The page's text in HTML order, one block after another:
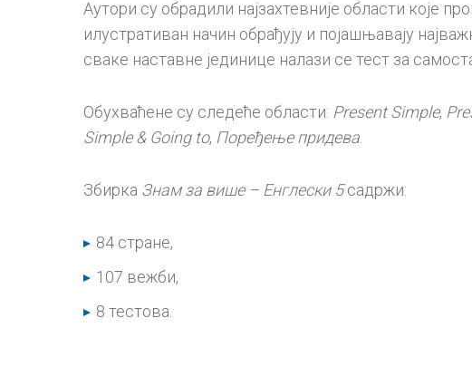
Аутори су обрадили најзахтевније области које
илустративан начин обрађују и појашњавају
сваке наставне јединице налази се тест за
Обухваћене су следеће области: Present Simple,
Simple & Going to, Поређење придева
Збирка Знам за више – Енглески 5садржи:
84 стране,
107 вежби,
8 тестова.